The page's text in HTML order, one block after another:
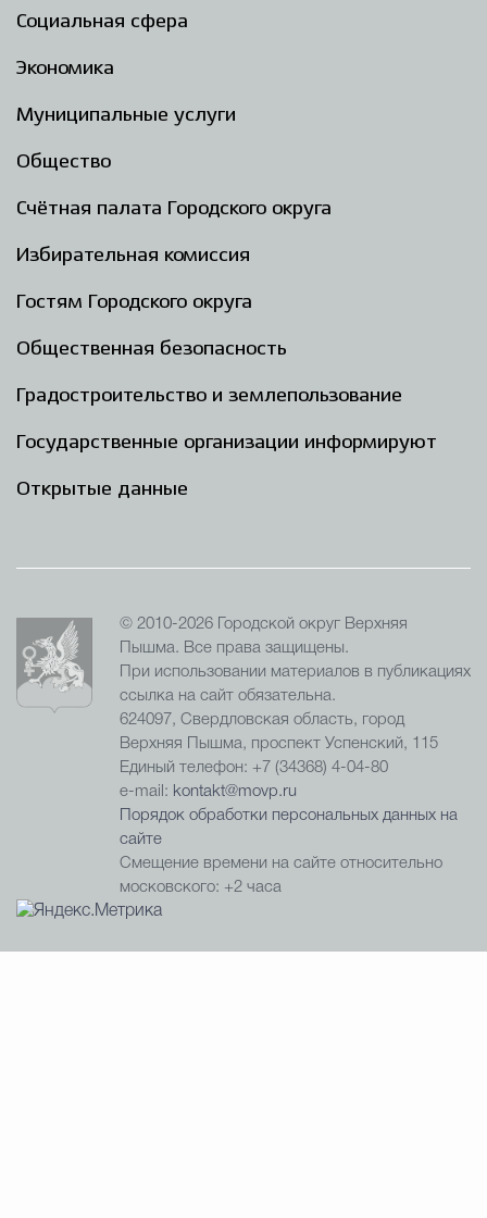
Социальная сфера
Экономика
Муниципальные услуги
Общество
Счётная палата Городского округа
Избирательная комиссия
Гостям Городского округа
Общественная безопасность
Градостроительство и землепользование
Государственные организации информируют
Открытые данные
© 2010-2026 Городской округ Верхняя
Пышма. Все права защищены.
При использовании материалов в публикациях
ссылка на сайт обязательна.
624097, Свердловская область, город
Верхняя Пышма, проспект Успенский, 115
Единый телефон: +7 (34368) 4-04-80
e-mail: kontakt@movp.ru
Порядок обработки персональных данных на
сайте
Смещение времени на сайте относительно
московского: +2 часа